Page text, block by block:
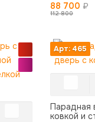
88 700 ₽
112 800
Арт: 465
Парадная
ковкой и